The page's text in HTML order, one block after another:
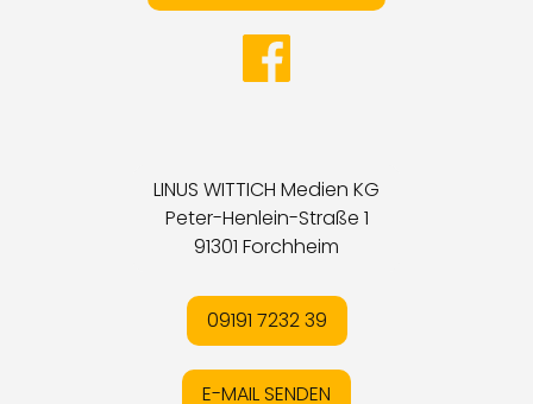
LINUS WITTICH Medien KG
Peter-Henlein-Straße 1
91301 Forchheim
09191 7232 39
E-MAIL SENDEN